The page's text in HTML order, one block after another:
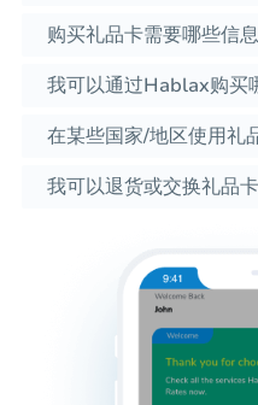
购买礼品卡需要哪些信
我可以通过Hablax购买
在某些国家/地区使用礼
我可以退货或交换礼品